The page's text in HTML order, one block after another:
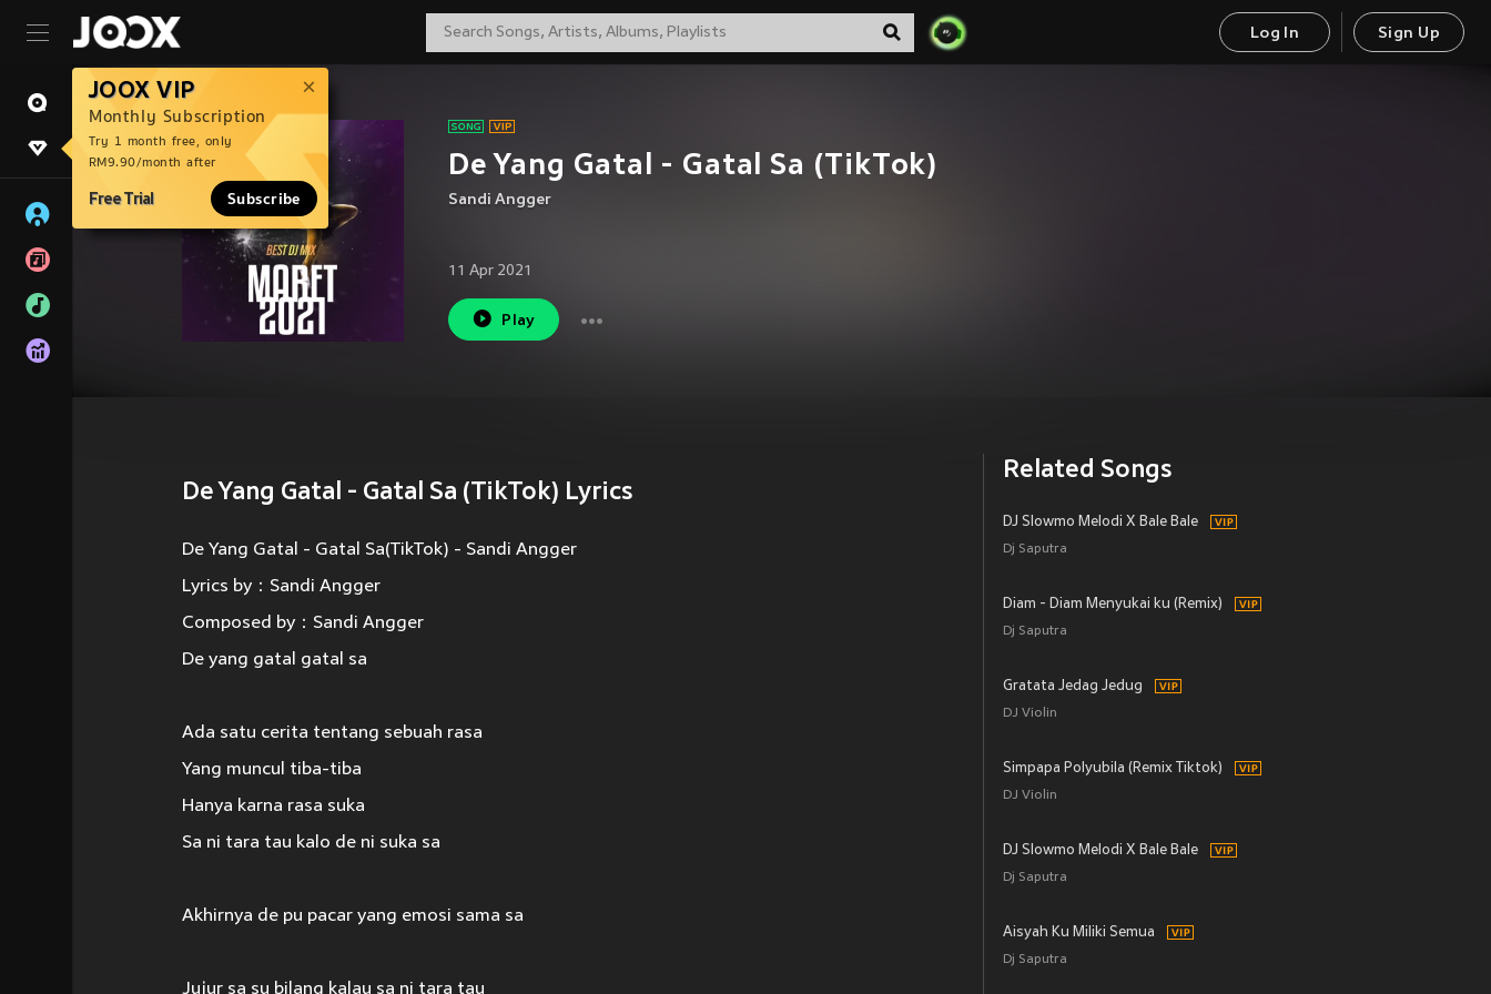
Log In Sign Up
JOOX VIP
Monthly Subscription
Try 1 month free, only
RM9.90/month after
Free Trial Subscribe
De Yang Gatal - Gatal Sa (TikTok)
Sandi Angger
11 Apr 2021
Play
De Yang Gatal - Gatal Sa (TikTok) Lyrics
De Yang Gatal - Gatal Sa(TikTok) - Sandi Angger
Lyrics by：Sandi Angger
Composed by：Sandi Angger
De yang gatal gatal sa
Ada satu cerita tentang sebuah rasa
Yang muncul tiba-tiba
Hanya karna rasa suka
Sa ni tara tau kalo de ni suka sa
Akhirnya de pu pacar yang emosi sama sa
Jujur sa su bilang kalau sa ni tara tau
Related Songs
DJ Slowmo Melodi X Bale Bale
Dj Saputra
Diam - Diam Menyukai ku (Remix)
Dj Saputra
Gratata Jedag Jedug
DJ Violin
Simpapa Polyubila (Remix Tiktok)
DJ Violin
DJ Slowmo Melodi X Bale Bale
Dj Saputra
Aisyah Ku Miliki Semua
Dj Saputra